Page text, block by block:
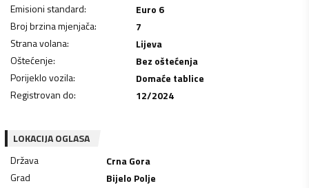
Emisioni standard:
Euro 6
Broj brzina mjenjača:
7
Strana volana:
Lijeva
Oštećenje:
Bez oštećenja
Porijeklo vozila:
Domaće tablice
Registrovan do: 12/2024
LOKACIJA OGLASA
Država
Crna Gora
Grad
Bijelo Polje